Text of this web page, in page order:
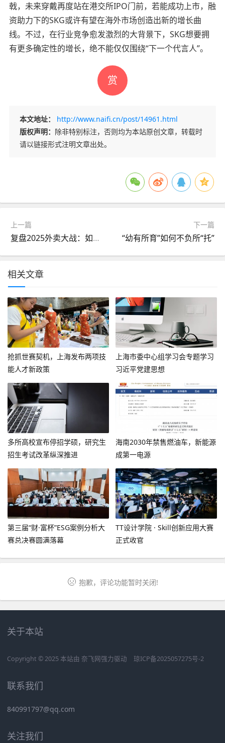
戟，未来穿戴再度站在港交所IPO门前，若能成功上市，融
资助力下的SKG或许有望在海外市场创造出新的增长曲
线。不过，在行业竞争愈发激烈的大背景下，SKG想要拥
有更多确定性的增长，绝不能仅仅围绕“下一个代言人”。
赏
本文地址：
http://www.naifi.cn/post/14961.html
版权声明： 除非特别标注，否则均为本站原创文章，转载时
请以链接形式注明文章出处。
上一篇
复盘2025外卖大战：如何从局部战斗演变为一场史诗级战役
下一篇
“幼有所育”如何不负所“托”
相关文章
抢抓世赛契机，上海发布两项技
能人才新政策
上海市委中心组学习会专题学习
习近平党建思想
多所高校宣布停招学硕，研究生
招生考试改革纵深推进
海南2030年禁售燃油车，新能源
成第一电源
第三届“财·富杯”ESG案例分析大
赛总决赛圆满落幕
TT设计学院 · Skill创新应用大赛
正式收官
抱歉，评论功能暂时关闭!
关于本站
Copyright © 2025 本站由 奈飞网强力驱动 琼ICP备2025057275号-2
联系我们
840991797@qq.com
关注我们